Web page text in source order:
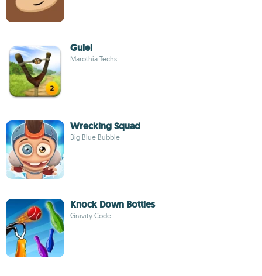
Gulel
Marothia Techs
Wrecking Squad
Big Blue Bubble
Knock Down Bottles
Gravity Code